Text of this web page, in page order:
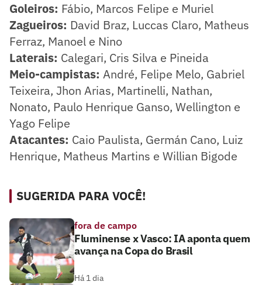
Goleiros: Fábio, Marcos Felipe e Muriel
Zagueiros: David Braz, Luccas Claro, Matheus
Ferraz, Manoel e Nino
Laterais: Calegari, Cris Silva e Pineida
Meio-campistas: André, Felipe Melo, Gabriel
Teixeira, Jhon Arias, Martinelli, Nathan,
Nonato, Paulo Henrique Ganso, Wellington e
Yago Felipe
Atacantes: Caio Paulista, Germán Cano, Luiz
Henrique, Matheus Martins e Willian Bigode
SUGERIDA PARA VOCÊ!
fora de campo
Fluminense x Vasco: IA aponta quem
avança na Copa do Brasil
Há 1 dia